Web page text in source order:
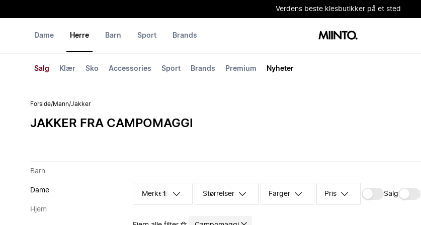
Verdens beste klesbutikker på et sted
Dame Herre
Salg Klær Sko Accessories Sport Brands Premium Nyheter
Barn Sport Brands
Forside/Mann/Jakker
JAKKER FRA CAMPOMAGGI
Barn
Dame
Hjem
Merke 1 Størrelser Farger Pris Salg